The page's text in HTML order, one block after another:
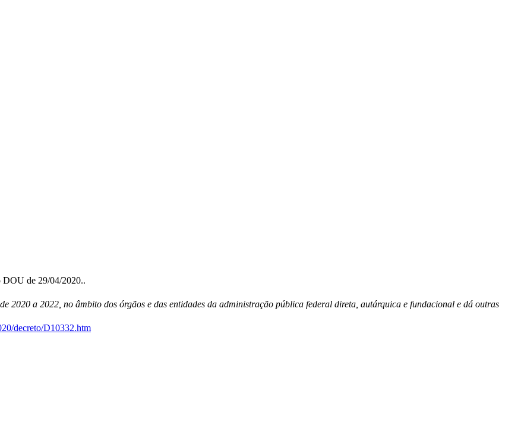
DOU de 29/04/2020..
2020 a 2022, no âmbito dos órgãos e das entidades da administração pública federal direta, autárquica e fundacional e dá outras
decreto/D10332.htm